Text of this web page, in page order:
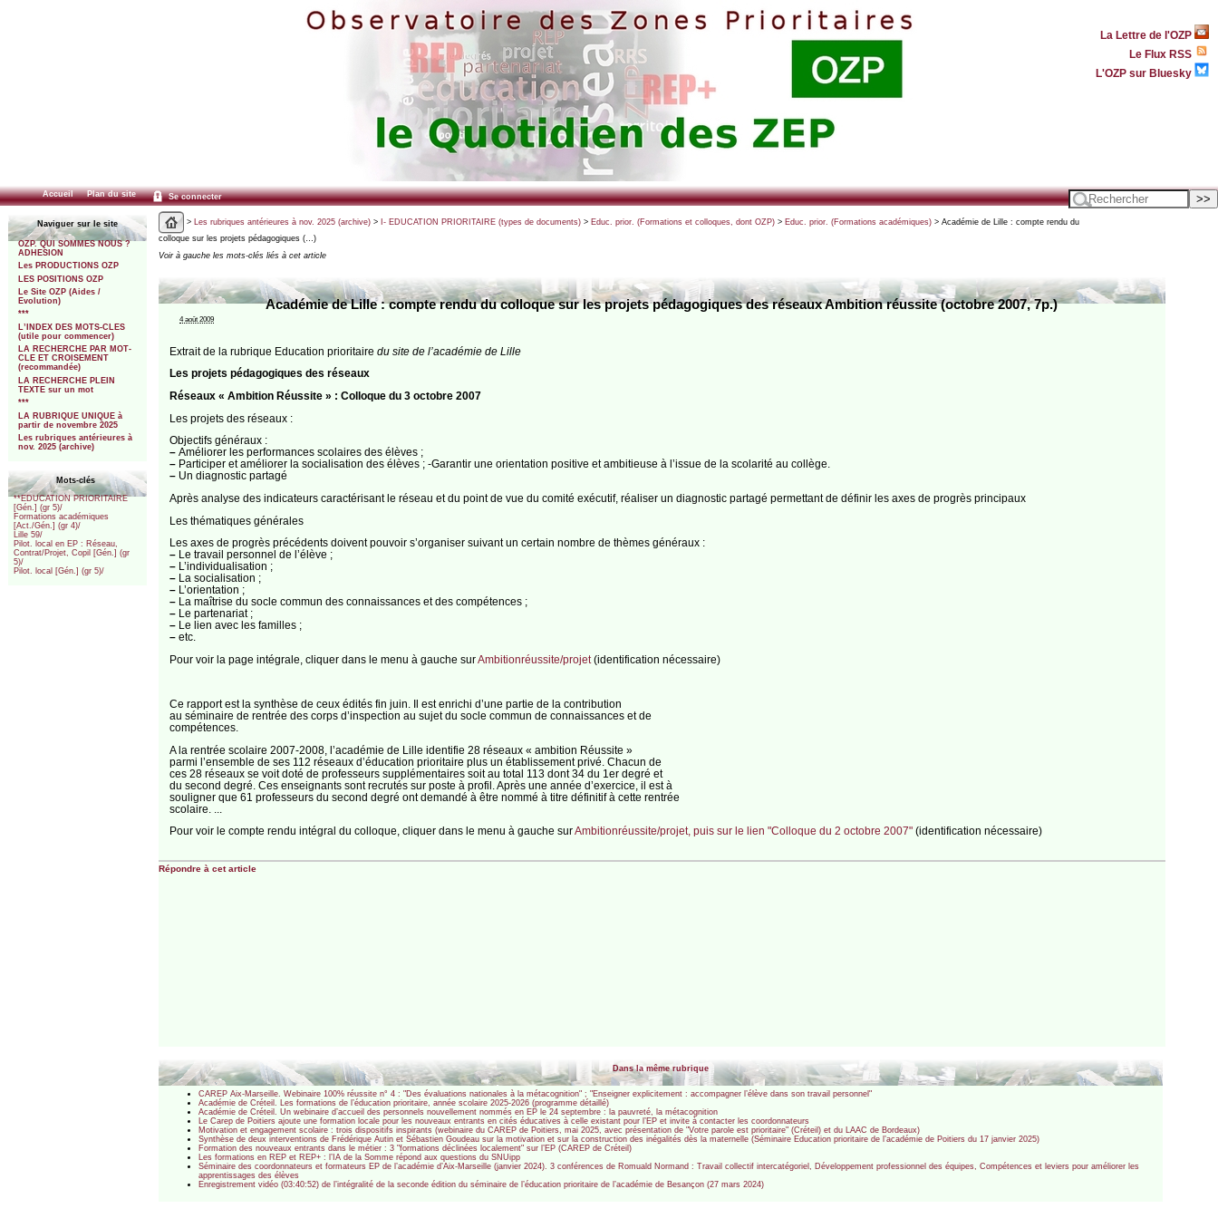
La Lettre de l'OZP
Le Flux RSS
L'OZP sur Bluesky
Accueil Plan du site Se connecter
Naviguer sur le site
OZP. QUI SOMMES NOUS ?
ADHESION
Les PRODUCTIONS OZP
LES POSITIONS OZP
Le Site OZP (Aides /
Evolution)
***
L’INDEX DES MOTS-CLES
(utile pour commencer)
LA RECHERCHE PAR MOT-
CLE ET CROISEMENT
(recommandée)
LA RECHERCHE PLEIN
TEXTE sur un mot
***
LA RUBRIQUE UNIQUE à
partir de novembre 2025
Les rubriques antérieures à
nov. 2025 (archive)
Mots-clés
**EDUCATION PRIORITAIRE
[Gén.] (gr 5)/
Formations académiques
[Act./Gén.] (gr 4)/
Lille 59/
Pilot. local en EP : Réseau,
Contrat/Projet, Copil [Gén.] (gr
5)/
Pilot. local [Gén.] (gr 5)/
> Les rubriques antérieures à nov. 2025 (archive)> I- EDUCATION PRIORITAIRE (types de documents)> Educ. prior. (Formations et colloques, dont OZP)> Educ. prior. (Formations académiques)> Académie de Lille : compte rendu du
colloque sur les projets pédagogiques (…)
Voir à gauche les mots-clés liés à cet article
Académie de Lille : compte rendu du colloque sur les projets pédagogiques des réseaux Ambition réussite (octobre 2007, 7p.)
4 août 2009
Extrait de la rubrique Education prioritaire du site de l’académie de Lille
Les projets pédagogiques des réseaux
Réseaux « Ambition Réussite » : Colloque du 3 octobre 2007
Les projets des réseaux :
Objectifs généraux :
–Améliorer les performances scolaires des élèves ;
–Participer et améliorer la socialisation des élèves ; -Garantir une orientation positive et ambitieuse à l’issue de la scolarité au collège.
–Un diagnostic partagé
Après analyse des indicateurs caractérisant le réseau et du point de vue du comité exécutif, réaliser un diagnostic partagé permettant de définir les axes de progrès principaux
Les thématiques générales
Les axes de progrès précédents doivent pouvoir s’organiser suivant un certain nombre de thèmes généraux :
–Le travail personnel de l’élève ;
–L’individualisation ;
–La socialisation ;
–L’orientation ;
–La maîtrise du socle commun des connaissances et des compétences ;
–Le partenariat ;
–Le lien avec les familles ;
–etc.
Pour voir la page intégrale, cliquer dans le menu à gauche surAmbitionréussite/projet(identification nécessaire)
Ce rapport est la synthèse de ceux édités fin juin. Il est enrichi d’une partie de la contribution
au séminaire de rentrée des corps d’inspection au sujet du socle commun de connaissances et de
compétences.
A la rentrée scolaire 2007-2008, l’académie de Lille identifie 28 réseaux « ambition Réussite »
parmi l’ensemble de ses 112 réseaux d’éducation prioritaire plus un établissement privé. Chacun de
ces 28 réseaux se voit doté de professeurs supplémentaires soit au total 113 dont 34 du 1er degré et
du second degré. Ces enseignants sont recrutés sur poste à profil. Après une année d’exercice, il est à
souligner que 61 professeurs du second degré ont demandé à être nommé à titre définitif à cette rentrée
scolaire. ...
Pour voir le compte rendu intégral du colloque, cliquer dans le menu à gauche surAmbitionréussite/projet, puis sur le lien "Colloque du 2 octobre 2007"(identification nécessaire)
Répondre à cet article
Dans la même rubrique
CAREP Aix-Marseille. Webinaire 100% réussite n° 4 : "Des évaluations nationales à la métacognition" ; "Enseigner explicitement : accompagner l’élève dans son travail personnel"
Académie de Créteil. Les formations de l’éducation prioritaire, année scolaire 2025-2026 (programme détaillé)
Académie de Créteil. Un webinaire d’accueil des personnels nouvellement nommés en EP le 24 septembre : la pauvreté, la métacognition
Le Carep de Poitiers ajoute une formation locale pour les nouveaux entrants en cités éducatives à celle existant pour l’EP et invite à contacter les coordonnateurs
Motivation et engagement scolaire : trois dispositifs inspirants (webinaire du CAREP de Poitiers, mai 2025, avec présentation de "Votre parole est prioritaire" (Créteil) et du LAAC de Bordeaux)
Synthèse de deux interventions de Frédérique Autin et Sébastien Goudeau sur la motivation et sur la construction des inégalités dès la maternelle (Séminaire Education prioritaire de l’académie de Poitiers du 17 janvier 2025)
Formation des nouveaux entrants dans le métier : 3 "formations déclinées localement" sur l’EP (CAREP de Créteil)
Les formations en REP et REP+ : l’IA de la Somme répond aux questions du SNUipp
Séminaire des coordonnateurs et formateurs EP de l’académie d’Aix-Marseille (janvier 2024). 3 conférences de Romuald Normand : Travail collectif intercatégoriel, Développement professionnel des équipes, Compétences et leviers pour améliorer les
apprentissages des élèves
Enregistrement vidéo (03:40:52) de l’intégralité de la seconde édition du séminaire de l’éducation prioritaire de l’académie de Besançon (27 mars 2024)